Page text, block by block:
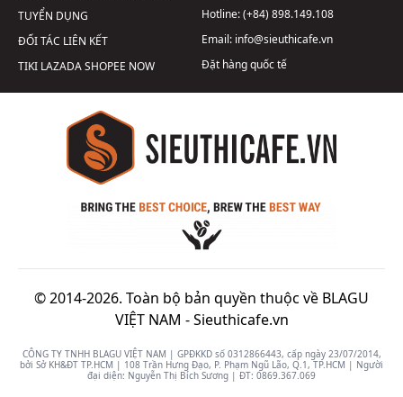
TUYỂN DỤNG
ĐỐI TÁC LIÊN KẾT
TIKI LAZADASHOPEE NOW
Hotline:(+84) 898.149.108
Email: info@sieuthicafe.vn
Đặt hàng quốc tế
© 2014-2026. Toàn bộ bản quyền thuộc về BLAGU
VIỆT NAM -Sieuthicafe.vn
CÔNG TY TNHH BLAGU VIỆT NAM | GPĐKKD số 0312866443, cấp ngày 23/07/2014,
bởi Sở KH&ĐT TP.HCM | 108 Trần Hưng Đạo, P. Phạm Ngũ Lão, Q.1, TP.HCM | Người
đại diện: Nguyễn Thị Bích Sương | ĐT: 0869.367.069